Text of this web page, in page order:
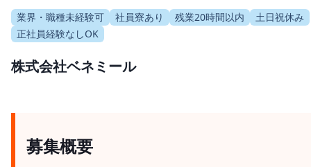
業界・職種未経験可 社員寮あり 残業20時間以内
土日祝休み
正社員経験なしOK
株式会社ベネミール
募集概要